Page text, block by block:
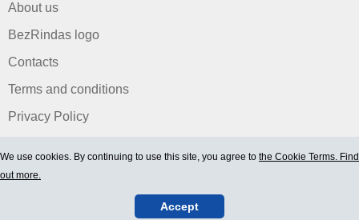
About us
BezRindas logo
Contacts
Terms and conditions
Privacy Policy
We use cookies. By continuing to use this site, you agree to the Cookie Terms. Find
out more.
Accept